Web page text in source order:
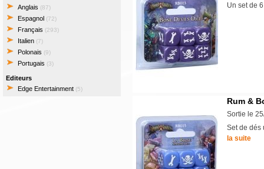
Anglais (87)
Espagnol (72)
Français (293)
Italien (7)
Polonais (9)
Portugais (3)
Editeurs
Edge Entertainment (5)
Un set de
Rum &
Sortie le
Set de
la suite